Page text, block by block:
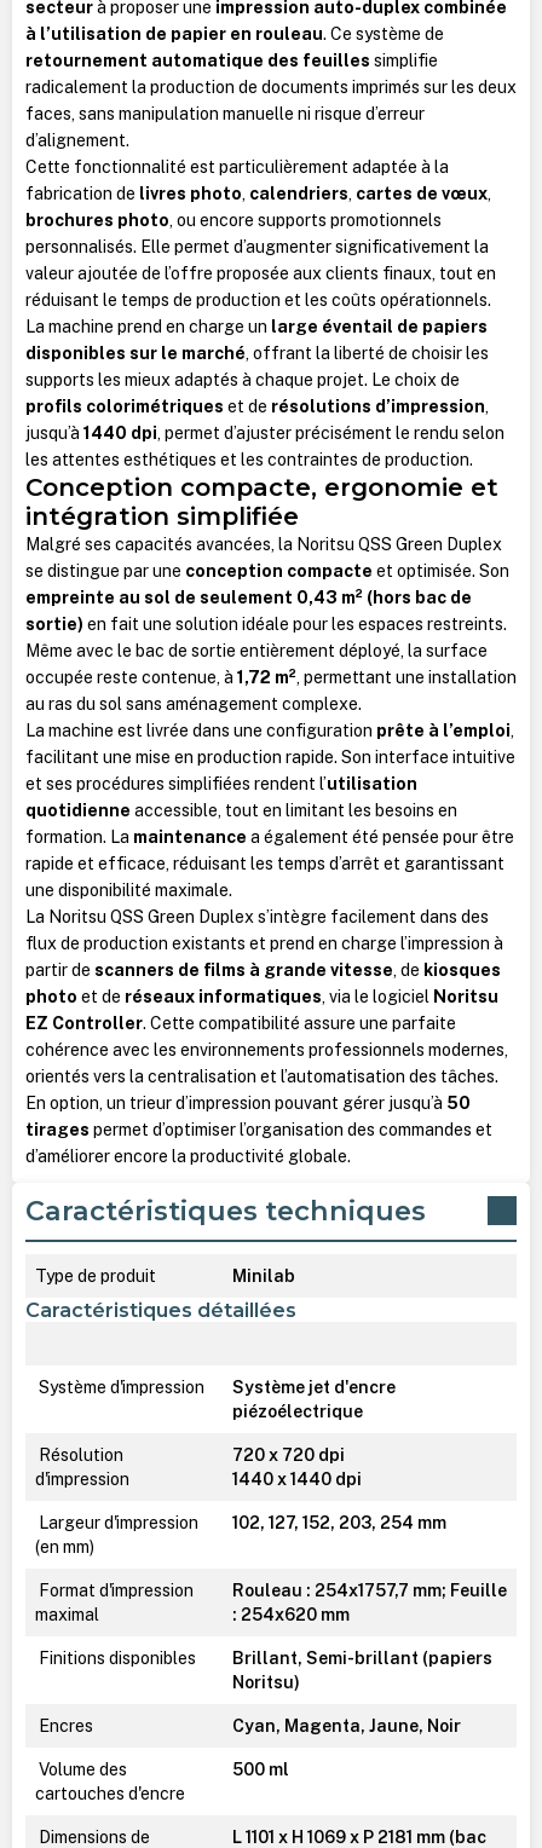
secteurà proposer une impression auto-duplex combinée
à l’utilisation de papier en rouleau. Ce système de
retournement automatique des feuilles simplifie
radicalement la production de documents imprimés sur les deux
faces, sans manipulation manuelle ni risque d’erreur
d’alignement.
Cette fonctionnalité est particulièrement adaptée à la
fabrication de livres photo, calendriers, cartes de vœux,
brochures photo, ou encore supports promotionnels
personnalisés. Elle permet d’augmenter significativement la
valeur ajoutée de l’offre proposée aux clients finaux, tout en
réduisant le temps de production et les coûts opérationnels.
La machine prend en charge un large éventail de papiers
disponibles sur le marché, offrant la liberté de choisir les
supports les mieux adaptés à chaque projet. Le choix de
profils colorimétriques et de résolutions d’impression,
jusqu’à 1440 dpi, permet d’ajuster précisément le rendu selon
les attentes esthétiques et les contraintes de production.
Conception compacte, ergonomie et
intégration simplifiée
Malgré ses capacités avancées, la Noritsu QSS Green Duplex
se distingue par une conception compacte et optimisée. Son
empreinte au sol de seulement 0,43 m² (hors bac de
sortie) en fait une solution idéale pour les espaces restreints.
Même avec le bac de sortie entièrement déployé, la surface
occupée reste contenue, à 1,72 m², permettant une installation
au ras du sol sans aménagement complexe.
La machine est livrée dans une configuration prête à l’emploi,
facilitant une mise en production rapide. Son interface intuitive
et ses procédures simplifiées rendent l’utilisation
quotidienne accessible, tout en limitant les besoins en
formation. La maintenance a également été pensée pour être
rapide et efficace, réduisant les temps d’arrêt et garantissant
une disponibilité maximale.
La Noritsu QSS Green Duplex s’intègre facilement dans des
flux de production existants et prend en charge l’impression à
partir de scanners de films à grande vitesse, de kiosques
photo et de réseaux informatiques, via le logiciel Noritsu
EZ Controller. Cette compatibilité assure une parfaite
cohérence avec les environnements professionnels modernes,
orientés vers la centralisation et l’automatisation des tâches.
En option, un trieur d’impression pouvant gérer jusqu’à 50
tirages permet d’optimiser l’organisation des commandes et
d’améliorer encore la productivité globale.
Caractéristiques techniques
Type de produit Minilab
Caractéristiques détaillées
Système d'impression
Système jet d'encre
piézoélectrique
Résolution
d'impression
720 x 720 dpi
1440 x 1440 dpi
Largeur d'impression
(en mm)
102, 127, 152, 203, 254 mm
Format d'impression
maximal
Rouleau : 254x1757,7 mm; Feuille
: 254x620 mm
Finitions disponibles
Brillant, Semi-brillant (papiers
Noritsu)
Encres Cyan, Magenta, Jaune, Noir
Volume des
cartouches d'encre
500 ml
Dimensions de
L 1101 x H 1069 x P 2181 mm (bac